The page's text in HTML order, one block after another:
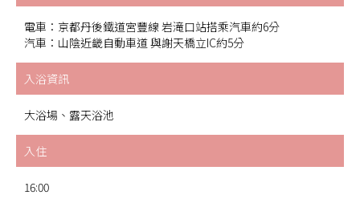
電車：京都丹後鐵道宮豐線 岩滝口站搭乘汽車約6分
汽車：山陰近畿自動車道 與謝天橋立IC約5分
入浴資訊
大浴場、露天浴池
入住
16:00